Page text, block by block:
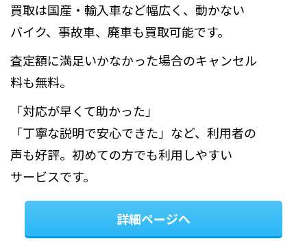
買取は国産・輸入車など幅広く、動かない
バイク、事故車、廃車も買取可能です。
査定額に満足いかなかった場合のキャンセル
料も無料。
「対応が早くて助かった」
「丁寧な説明で安心できた」など、利用者の
声も好評。初めての方でも利用しやすい
サービスです。
詳細ページへ